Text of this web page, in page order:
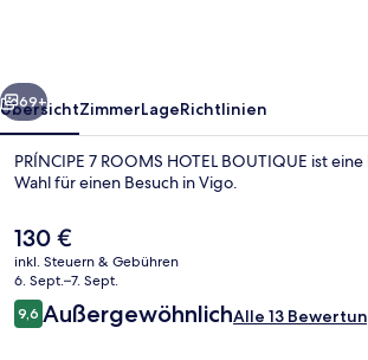
Weiter
69+
ÜbersichtZimmerLageRichtlinien
PRÍNCIPE 7 ROOMS HOTEL BOUTIQUE ist
Wahl für einen Besuch in Vigo.
Der
aktuelle
Preis
beträgt
130 €.
130 €
inkl. Steuern & Gebühren
6. Sept.–7. Sept.
Bewertungen
9,69,6 von 10.
AußergewöhnlichAlle 13